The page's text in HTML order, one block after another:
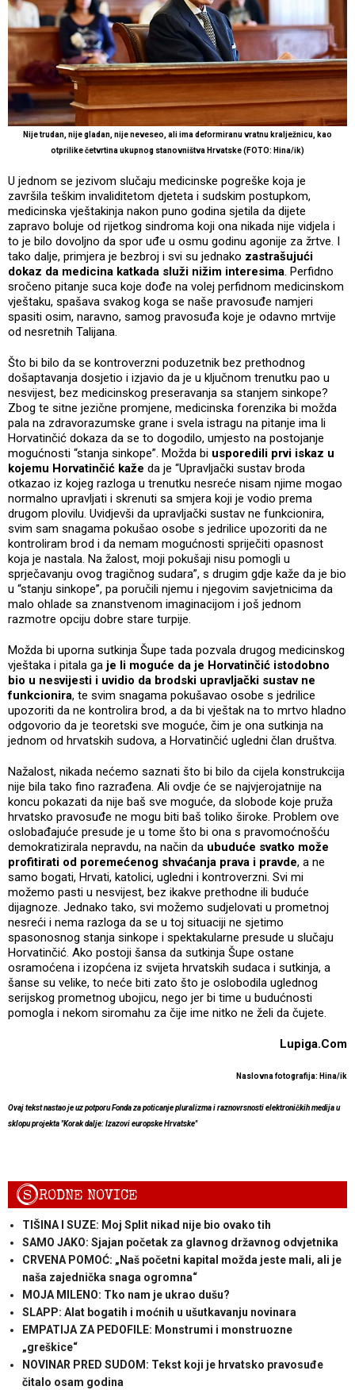
Nije trudan, nije gladan, nije neveseo, ali ima deformiranu vratnu kralježnicu, kao
otprilike četvrtina ukupnog stanovništva Hrvatske (FOTO: Hina/ik)
U jednom se jezivom slučaju medicinske pogreške koja je
završila teškim invaliditetom djeteta i sudskim postupkom,
medicinska vještakinja nakon puno godina sjetila da dijete
zapravo boluje od rijetkog sindroma koji ona nikada nije vidjela i
to je bilo dovoljno da spor uđe u osmu godinu agonije za žrtve. I
tako dalje, primjera je bezbroj i svi su jednako zastrašujući
dokaz da medicina katkada služi nižim interesima. Perfidno
sročeno pitanje suca koje dođe na volej perfidnom medicinskom
vještaku, spašava svakog koga se naše pravosuđe namjeri
spasiti osim, naravno, samog pravosuđa koje je odavno mrtvije
od nesretnih Talijana.
Što bi bilo da se kontroverzni poduzetnik bez prethodnog
došaptavanja dosjetio i izjavio da je u ključnom trenutku pao u
nesvijest, bez medicinskog preseravanja sa stanjem sinkope?
Zbog te sitne jezične promjene, medicinska forenzika bi možda
pala na zdravorazumske grane i svela istragu na pitanje ima li
Horvatinčić dokaza da se to dogodilo, umjesto na postojanje
mogućnosti “stanja sinkope”. Možda bi usporedili prvi iskaz u
kojemu Horvatinčić kaže da je “Upravljački sustav broda
otkazao iz kojeg razloga u trenutku nesreće nisam njime mogao
normalno upravljati i skrenuti sa smjera koji je vodio prema
drugom plovilu. Uvidjevši da upravljački sustav ne funkcionira,
svim sam snagama pokušao osobe s jedrilice upozoriti da ne
kontroliram brod i da nemam mogućnosti spriječiti opasnost
koja je nastala. Na žalost, moji pokušaji nisu pomogli u
sprječavanju ovog tragičnog sudara”, s drugim gdje kaže da je bio
u “stanju sinkope”, pa poručili njemu i njegovim savjetnicima da
malo ohlade sa znanstvenom imaginacijom i još jednom
razmotre opciju dobre stare turpije.
Možda bi uporna sutkinja Šupe tada pozvala drugog medicinskog
vještaka i pitala ga je li moguće da je Horvatinčić istodobno
bio u nesvijesti i uvidio da brodski upravljački sustav ne
funkcionira, te svim snagama pokušavao osobe s jedrilice
upozoriti da ne kontrolira brod, a da bi vještak na to mrtvo hladno
odgovorio da je teoretski sve moguće, čim je ona sutkinja na
jednom od hrvatskih sudova, a Horvatinčić ugledni član društva.
Nažalost, nikada nećemo saznati što bi bilo da cijela konstrukcija
nije bila tako fino razrađena. Ali ovdje će se najvjerojatnije na
koncu pokazati da nije baš sve moguće, da slobode koje pruža
hrvatsko pravosuđe ne mogu biti baš toliko široke. Problem ove
oslobađajuće presude je u tome što bi ona s pravomoćnošću
demokratizirala nepravdu, na način da ubuduće svatko može
profitirati od poremećenog shvaćanja prava i pravde, a ne
samo bogati, Hrvati, katolici, ugledni i kontroverzni. Svi mi
možemo pasti u nesvijest, bez ikakve prethodne ili buduće
dijagnoze. Jednako tako, svi možemo sudjelovati u prometnoj
nesreći i nema razloga da se u toj situaciji ne sjetimo
spasonosnog stanja sinkope i spektakularne presude u slučaju
Horvatinčić. Ako postoji šansa da sutkinja Šupe ostane
osramoćena i izopćena iz svijeta hrvatskih sudaca i sutkinja, a
šanse su velike, to neće biti zato što je oslobodila uglednog
serijskog prometnog ubojicu, nego jer bi time u budućnosti
pomogla i nekom siromahu za čije ime nitko ne želi da čujete.
Lupiga.Com
Naslovna fotografija: Hina/ik
Ovaj tekst nastao je uz potporu Fonda za poticanje pluralizma i raznovrsnosti elektroničkih medija u
sklopu projekta "Korak dalje: Izazovi europske Hrvatske"
SRODNE NOVICE
TIŠINA I SUZE: Moj Split nikad nije bio ovako tih
SAMO JAKO: Sjajan početak za glavnog državnog odvjetnika
CRVENA POMOĆ: „Naš početni kapital možda jeste mali, ali je
naša zajednička snaga ogromna“
MOJA MILENO: Tko nam je ukrao dušu?
SLAPP: Alat bogatih i moćnih u ušutkavanju novinara
EMPATIJA ZA PEDOFILE: Monstrumi i monstruozne
„greškice“
NOVINAR PRED SUDOM: Tekst koji je hrvatsko pravosuđe
čitalo osam godina